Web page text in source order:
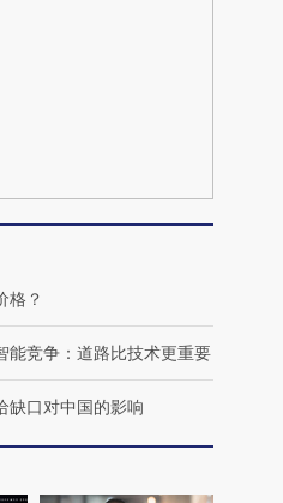
Z世代 用街头抗争将教
机”？难民潮撕裂
格？
能竞争：道路比技术更重要
缺口对中国的影响